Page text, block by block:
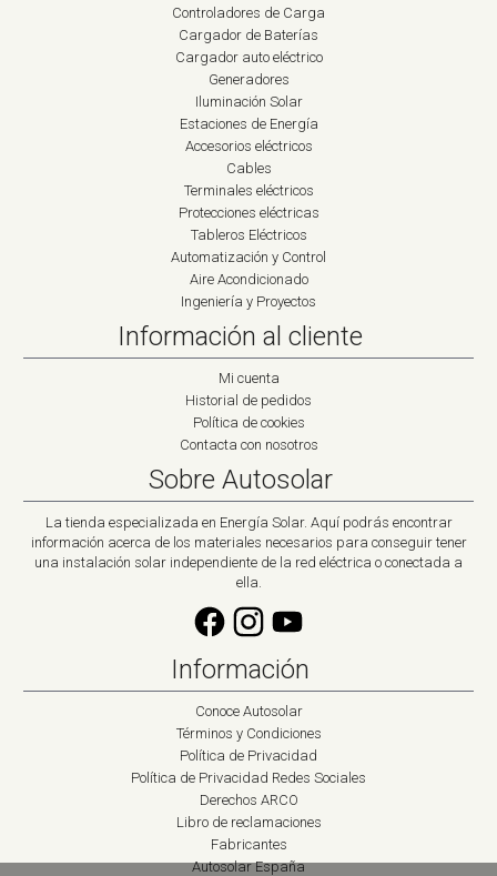
Controladores de Carga
Cargador de Baterías
Cargador auto eléctrico
Generadores
Iluminación Solar
Estaciones de Energía
Accesorios eléctricos
Cables
Terminales eléctricos
Protecciones eléctricas
Tableros Eléctricos
Automatización y Control
Aire Acondicionado
Ingeniería y Proyectos
Información al cliente
Mi cuenta
Historial de pedidos
Política de cookies
Contacta con nosotros
Sobre Autosolar
La tienda especializada en Energía Solar. Aquí podrás encontrar
información acerca de los materiales necesarios para conseguir tener
una instalación solar independiente de la red eléctrica o conectada a
ella.
Información
Conoce Autosolar
Términos y Condiciones
Política de Privacidad
Política de Privacidad Redes Sociales
Derechos ARCO
Libro de reclamaciones
Fabricantes
Autosolar España